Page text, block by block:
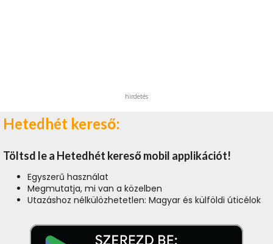
hirdetés
Hetedhét kereső:
Töltsd le a Hetedhét kereső mobil applikációt!
Egyszerű használat
Megmutatja, mi van a közelben
Utazáshoz nélkülözhetetlen: Magyar és külföldi úticélok